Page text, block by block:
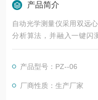
产品简介
自动光学测量仪采用双远
分析算法，并融入一键闪
键，仪器即可根据工件的
产品型号：PZ--06
厂商性质：生产厂家